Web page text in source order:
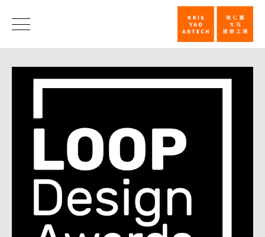
姚
仁
喜
元
建
工
场
荣